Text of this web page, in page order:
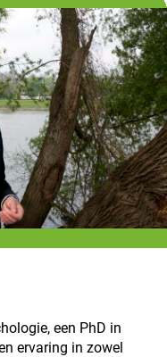
een PhD in
ervaring in zowel